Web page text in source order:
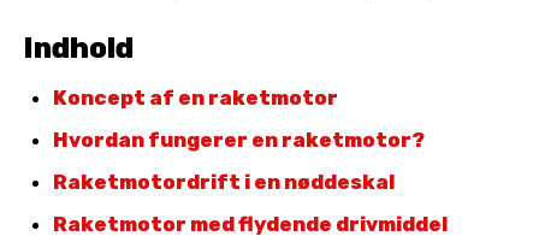
Indhold
Koncept af en raketmotor
Hvordan fungerer en raketmotor?
Raketmotordrift i en nøddeskal
Raketmotor med flydende drivmiddel